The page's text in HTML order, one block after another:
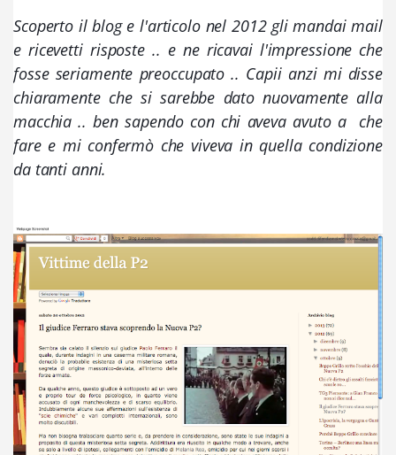
Scoperto il blog e l'articolo nel 2012 gli mandai mail
e ricevetti risposte .. e ne ricavai l'impressione che
fosse seriamente preoccupato .. Capii anzi mi disse
chiaramente che si sarebbe dato nuovamente alla
macchia .. ben sapendo con chi aveva avuto a  che
fare e mi confermò che viveva in quella condizione
da tanti anni.